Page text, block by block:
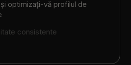
și optimizați-vă profilul de
consistente